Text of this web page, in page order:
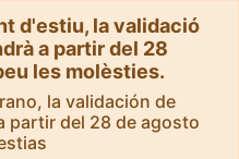
d'estiu, la validació
a partir del 28
les molèsties.
la validación de
partir del 28 de agosto